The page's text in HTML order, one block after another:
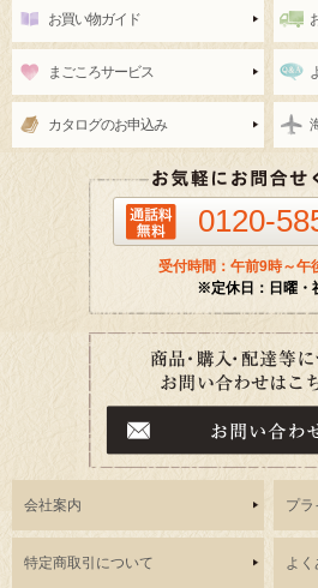
お買い物ガイド
まごころサービス
カタログのお申込み
0120-
受付時間：午前9時～午
※定休日：日曜・
会社案内 プラ
特定商取引について よ